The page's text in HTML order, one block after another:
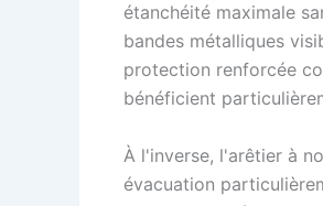
étanchéité maximale
bandes métalliques
protection renforcée
bénéficient
À l'inverse, l'arêtier à
évacuation